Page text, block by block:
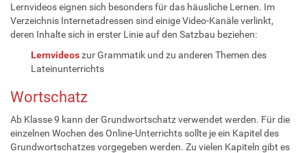
Lernvideos eignen sich besonders für das häusliche Lernen. Im
Verzeichnis Internetadressen sind einige Video-Kanäle verlinkt,
deren Inhalte sich in erster Linie auf den Satzbau beziehen:
Lernvideoszur Grammatik und zu anderen Themen des
Lateinunterrichts
Wortschatz
Ab Klasse 9 kann der Grundwortschatz verwendet werden. Für die
einzelnen Wochen des Online-Unterrichts sollte je ein Kapitel des
Grundwortschatzes vorgegeben werden. Zu vielen Kapiteln gibt es